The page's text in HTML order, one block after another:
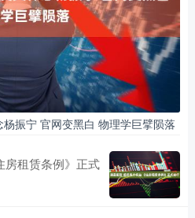
振宁 官网变黑白 物理学巨擘陨落
房租赁条例》正式